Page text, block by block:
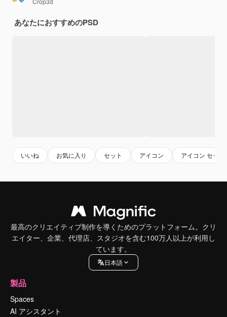
あなたにおすすめのPSD
いいね お気に入り セット アイコン アイコン セット
最高のクリエイティブ制作を導くためのプラットフォーム。クリ
エイター、企業、代理店、スタジオを含む100万人以上が利用し
ています。
日本語
製品
Spaces
AI アシスタント